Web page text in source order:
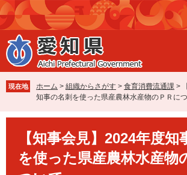
ペ
ー
ジ
の
先
で
す
メ
ニ
ュ
ー
を
ば
し
本
現在地 ホーム > 組織からさがす > 食育消費流通課 >
知事の名刺を使った県産農林水産物のＰＲに
【知事会見】2024年度知
を使った県産農林水産物